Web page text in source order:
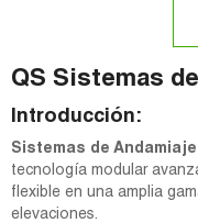
QS Sistemas
Introducción:
Sistemas de Andamiaje
tecnología modular
flexible en una amplia
elevaciones.